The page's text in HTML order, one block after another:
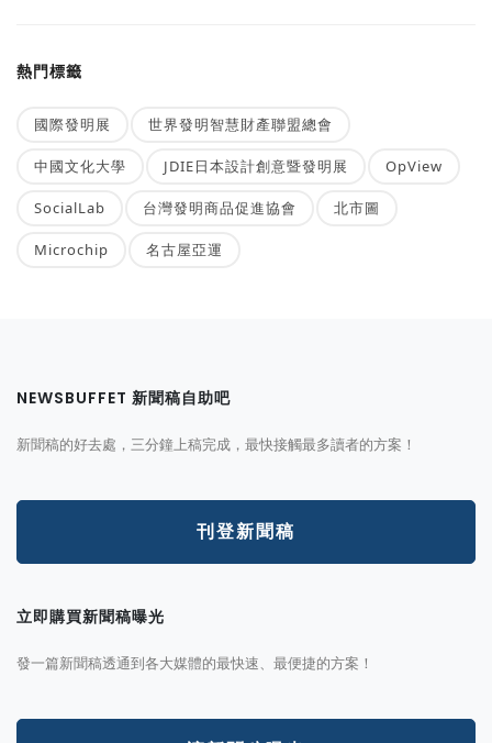
熱門標籤
國際發明展 世界發明智慧財產聯盟總會
中國文化大學 JDIE日本設計創意暨發明展 OpView
SocialLab 台灣發明商品促進協會 北市圖
Microchip 名古屋亞運
NEWSBUFFET 新聞稿自助吧
新聞稿的好去處，三分鐘上稿完成，最快接觸最多讀者的方案！
刊登新聞稿
立即購買新聞稿曝光
發一篇新聞稿透通到各大媒體的最快速、最便捷的方案！